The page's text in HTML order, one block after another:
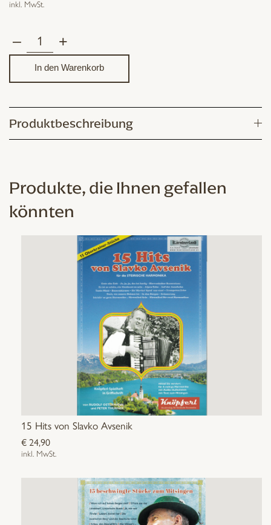
inkl. MwSt.
–
Einfache
Spielstücke,
Knöpferl
+
In den Warenkorb
Produktbeschreibung
Produkte, die Ihnen gefallen
könnten
15 Hits von Slavko Avsenik
€24,90
inkl. MwSt.